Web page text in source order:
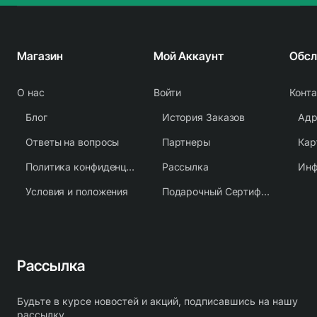
Магазин
О нас
Блог
Ответы на вопросы
Политика конфиденциальности
Условия и положения
Мой Аккаунт
Войти
История Заказов
Партнеры
Рассылка
Подарочный Сертификат
Рассылка
Будьте в курсе новостей и акций, подписавшись на нашу
рассылку.